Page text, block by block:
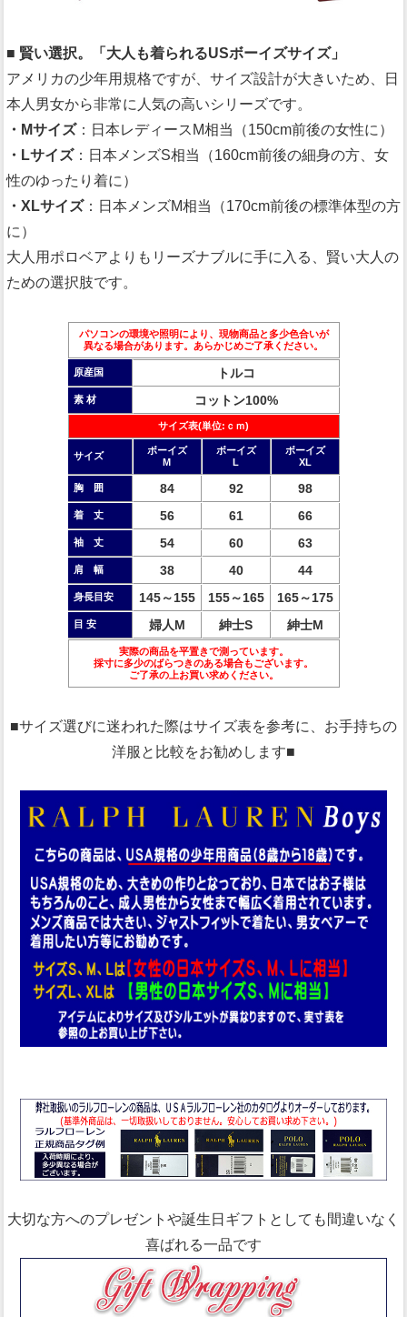
■ 賢い選択。「大人も着られるUSボーイズサイズ」
アメリカの少年用規格ですが、サイズ設計が大きいため、日
本人男女から非常に人気の高いシリーズです。
・Mサイズ：日本レディースM相当（150cm前後の女性に）
・Lサイズ：日本メンズS相当（160cm前後の細身の方、女
性のゆったり着に）
・XLサイズ：日本メンズM相当（170cm前後の標準体型の方
に）
大人用ポロベアよりもリーズナブルに手に入る、賢い大人の
ための選択肢です。
パソコンの環境や照明により、現物商品と多少色合いが
異なる場合があります。あらかじめご了承ください。
原産国 トルコ
素 材 コットン100%
サイズ表(単位:ｃｍ)
サイズ
ボーイズ
M
ボーイズ
L
ボーイズ
XL
胸 囲 84 92 98
着 丈 56 61 66
袖 丈 54 60 63
肩 幅 38 40 44
身長目安 145～155 155～165 165～175
目 安 婦人M 紳士S 紳士M
実際の商品を平置きで測っています。
採寸に多少のばらつきのある場合もございます。
ご了承の上お買い求めください。
■サイズ選びに迷われた際はサイズ表を参考に、お手持ちの
洋服と比較をお勧めします■
大切な方へのプレゼントや誕生日ギフトとしても間違いなく
喜ばれる一品です